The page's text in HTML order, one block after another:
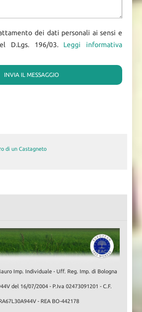
dei dati personali ai sensi e
D.Lgs. 196/03. Leggi informativa
di un Castagneto
Imp. Individuale - Uff. Reg. Imp. di Bologna
del 16/07/2004 - P.Iva 02473091201 - C.F.
- REA BO-442178